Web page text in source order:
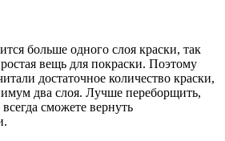
больше одного слоя краски, так
вещь для покраски. Поэтому
достаточное количество краски,
два слоя. Лучше переборщить,
сможете вернуть